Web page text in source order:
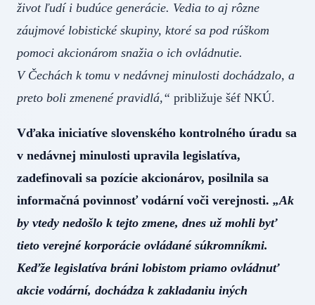
život ľudí i budúce generácie. Vedia to aj rôzne
záujmové lobistické skupiny, ktoré sa pod rúškom
pomoci akcionárom snažia o ich ovládnutie.
V Čechách k tomu v nedávnej minulosti dochádzalo, a
preto boli zmenené pravidlá,“ približuje šéf NKÚ.
Vďaka iniciatíve slovenského kontrolného úradu sa
v nedávnej minulosti upravila legislatíva,
zadefinovali sa pozície akcionárov, posilnila sa
informačná povinnosť vodární voči verejnosti. „Ak
by vtedy nedošlo k tejto zmene, dnes už mohli byť
tieto verejné korporácie ovládané súkromníkmi.
Keďže legislatíva bráni lobistom priamo ovládnuť
akcie vodární, dochádza k zakladaniu iných